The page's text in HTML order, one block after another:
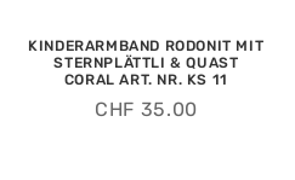
KINDERARMBAND RODONIT MIT
STERNPLÄTTLI & QUAST
CORAL ART. NR. KS 11
CHF 35.00